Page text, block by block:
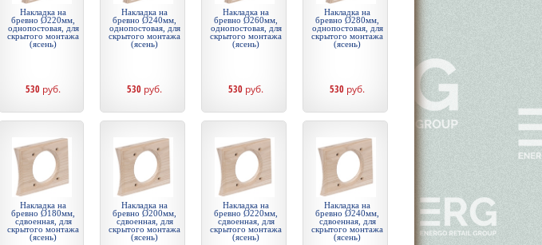
Накладка на
бревно Ø220мм,
однопостовая, для
скрытого монтажа
(ясень)
530 руб.
Накладка на
бревно Ø240мм,
однопостовая, для
скрытого монтажа
(ясень)
530 руб.
Накладка на
бревно Ø260мм,
однопостовая, для
скрытого монтажа
(ясень)
530 руб.
Накладка на
бревно Ø280мм,
однопостовая, для
скрытого монтажа
(ясень)
530 руб.
Накладка на
бревно Ø180мм,
сдвоенная, для
скрытого монтажа
(ясень)
Накладка на
бревно Ø200мм,
сдвоенная, для
скрытого монтажа
(ясень)
Накладка на
бревно Ø220мм,
сдвоенная, для
скрытого монтажа
(ясень)
Накладка на
бревно Ø240мм,
сдвоенная, для
скрытого монтажа
(ясень)